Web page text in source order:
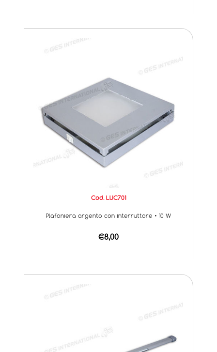
Cod. LUC701
Plafoniera argento con interruttore • 10 W
€8,00